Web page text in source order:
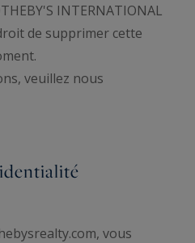
INTERNATIONAL
de supprimer cette
veuillez nous
vous